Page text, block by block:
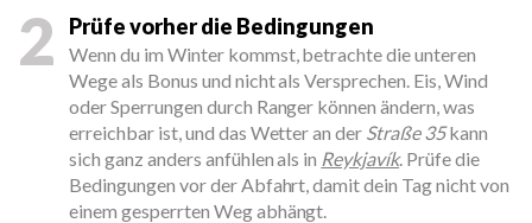
2 Prüfe vorher die Bedingungen
Wenn du im Winter kommst, betrachte die unteren
Wege als Bonus und nicht als Versprechen. Eis, Wind
oder Sperrungen durch Ranger können ändern, was
erreichbar ist, und das Wetter an der Straße 35kann
sich ganz anders anfühlen als in Reykjavík. Prüfe die
Bedingungen vor der Abfahrt, damit dein Tag nicht von
einem gesperrten Weg abhängt.